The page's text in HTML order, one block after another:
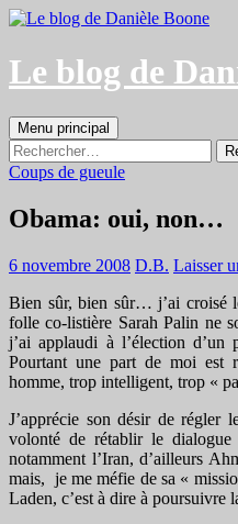
Aller
contenu
Le blog de
Recherche
Menu principal
Rechercher :
Coups de gueule
Obama: oui, non…
6 novembre 2008 D.B. Laisser
Bien sûr, bien sûr… j’ai croisé
folle co-listière Sarah Palin ne
j’ai applaudi à l’élection d’un
Pourtant une part de moi est
homme, trop intelligent, trop «
J’apprécie son désir de régler
volonté de rétablir le dialogue
notamment l’Iran, d’ailleurs
mais, je me méfie de sa «
Laden, c’est à dire à poursuivre